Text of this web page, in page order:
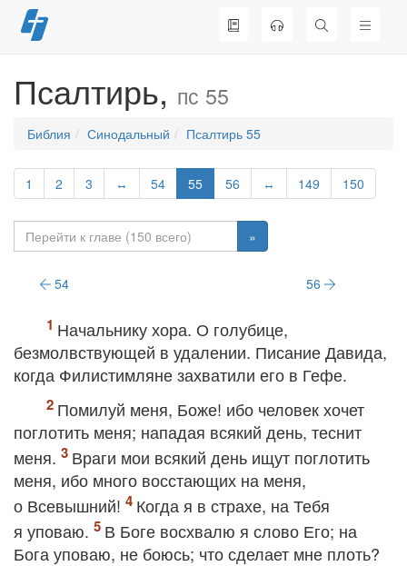
Перейти
к
Псалтирь, пс 55
Библия Синодальный Псалтирь 55
1 2 3 ↔ 54 55 56 ↔ 149 150
»
54 56
Начальнику хора. О голубице,
безмолвствующей в удалении. Писание Давида,
когда Филистимляне захватили его в Гефе.
Помилуй меня, Боже! ибо человек хочет
поглотить меня; нападая всякий день, теснит
меня.
Враги мои всякий день ищут поглотить
меня, ибо много восстающих на меня,
о Всевышний!
Когда я в страхе, на Тебя
я уповаю.
В Боге восхвалю я слово Его; на
Бога уповаю, не боюсь; что сделает мне плоть?